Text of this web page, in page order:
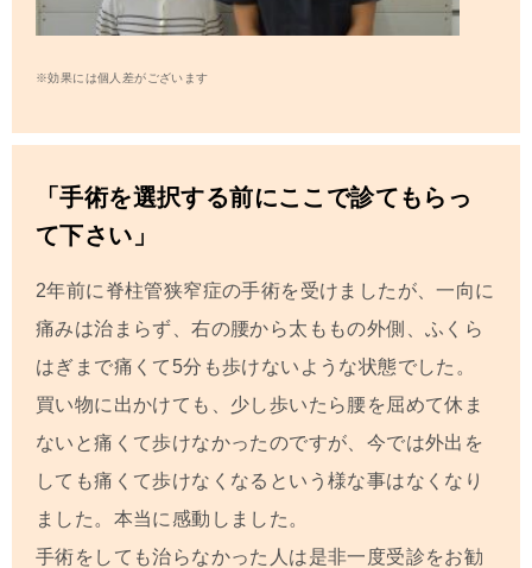
※効果には個人差がございます
「手術を選択する前にここで診てもらっ
て下さい」
2年前に脊柱管狭窄症の手術を受けましたが、一向に
痛みは治まらず、右の腰から太ももの外側、ふくら
はぎまで痛くて5分も歩けないような状態でした。
買い物に出かけても、少し歩いたら腰を屈めて休ま
ないと痛くて歩けなかったのですが、今では外出を
しても痛くて歩けなくなるという様な事はなくなり
ました。本当に感動しました。
手術をしても治らなかった人は是非一度受診をお勧